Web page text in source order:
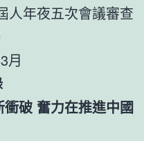
人年夜五次會議審查
月
破 奮力在推進中國